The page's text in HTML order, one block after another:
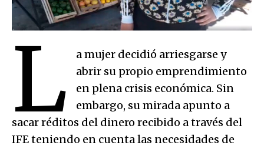
L
a mujer decidió arriesgarse y
abrir su propio emprendimiento
en plena crisis económica. Sin
embargo, su mirada apunto a
sacar réditos del dinero recibido a través del
IFE teniendo en cuenta las necesidades de